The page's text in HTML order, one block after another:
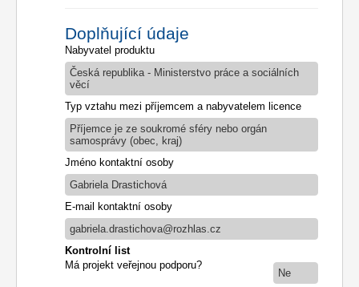
Doplňující údaje
Nabyvatel produktu
Česká republika - Ministerstvo práce a sociálních
věcí
Typ vztahu mezi příjemcem a nabyvatelem licence
Příjemce je ze soukromé sféry nebo orgán
samosprávy (obec, kraj)
Jméno kontaktní osoby
Gabriela Drastichová
E-mail kontaktní osoby
gabriela.drastichova@rozhlas.cz
Kontrolní list
Má projekt veřejnou podporu?
Ne